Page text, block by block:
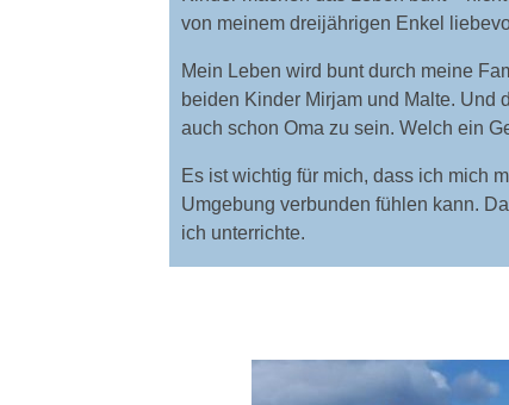
von meinem dreijährigen Enkel
Mein Leben wird bunt durch meine
beiden Kinder Mirjam und Malte. Und
auch schon Oma zu sein. Welch ein
Es ist wichtig für mich, dass ich mich
Umgebung verbunden fühlen kann.
ich unterrichte.